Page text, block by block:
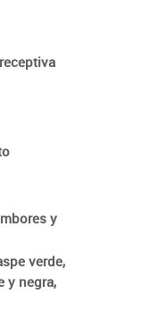
y
verde,
y negra,